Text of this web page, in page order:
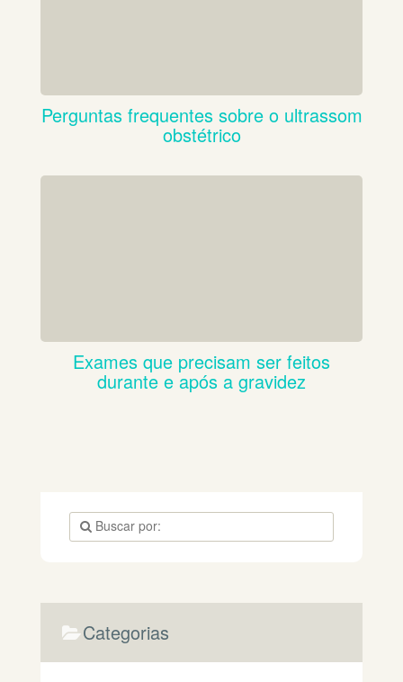
Perguntas frequentes sobre o ultrassom
obstétrico
Exames que precisam ser feitos
durante e após a gravidez
Categorias